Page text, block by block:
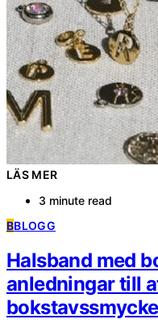
LÄS MER
3 minute read
BBLOGG
Halsband med
anledningar till
bokstavssmycke